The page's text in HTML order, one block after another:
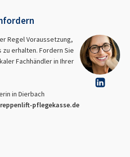
Regel Voraussetzung,
zu erhalten. Fordern Sie
Fachhändler in Ihrer
in Dierbach
pflegekasse.de